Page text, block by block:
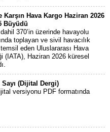
Hava Kargo Haziran 2026
Büyüdü
370’in üzerinde havayolu
toplayan ve sivil havacılık
eden Uluslararası Hava
(IATA), Haziran 2026 küresel
Sayı (Dijital Dergi)
versiyonu PDF formatında